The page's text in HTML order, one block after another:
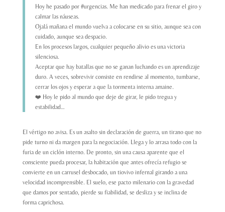
Hoy he pasado por #urgencias. Me han medicado para frenar el giro y
calmar las náuseas.
Ojalá mañana el mundo vuelva a colocarse en su sitio, aunque sea con
cuidado, aunque sea despacio.
En los procesos largos, cualquier pequeño alivio es una victoria
silenciosa.
Aceptar que hay batallas que no se ganan luchando es un aprendizaje
duro. A veces, sobrevivir consiste en rendirse al momento, tumbarse,
cerrar los ojos y esperar a que la tormenta interna amaine.
❤️ Hoy le pido al mundo que deje de girar, le pido tregua y
estabilidad…
El vértigo no avisa. Es un asalto sin declaración de guerra, un tirano que no
pide turno ni da margen para la negociación. Llega y lo arrasa todo con la
furia de un ciclón interno. De pronto, sin una causa aparente que el
consciente pueda procesar, la habitación que antes ofrecía refugio se
convierte en un carrusel desbocado, un tiovivo infernal girando a una
velocidad incomprensible. El suelo, ese pacto milenario con la gravedad
que damos por sentado, pierde su fiabilidad, se desliza y se inclina de
forma caprichosa.